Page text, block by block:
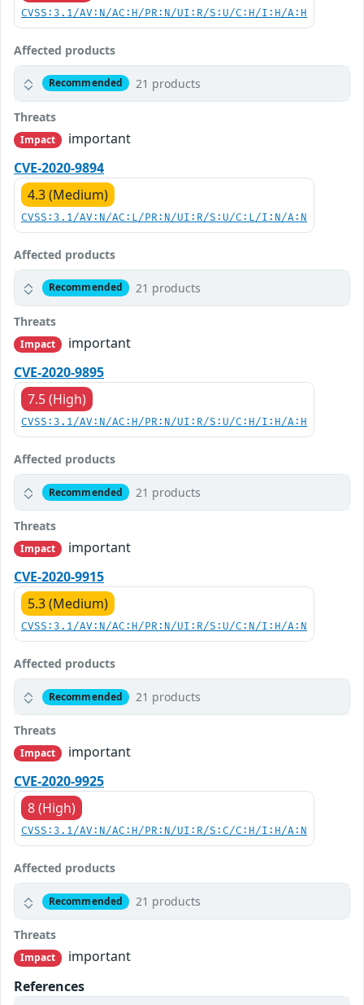
CVSS:3.1/AV:N/AC:H/PR:N/UI:R/S:U/C:H/I:H/A:H
Affected products
Recommended 21 products
Threats
Impact
important
CVE-2020-9894
4.3 (Medium)
CVSS:3.1/AV:N/AC:L/PR:N/UI:R/S:U/C:L/I:N/A:N
Affected products
Recommended 21 products
Threats
Impact
important
CVE-2020-9895
7.5 (High)
CVSS:3.1/AV:N/AC:H/PR:N/UI:R/S:U/C:H/I:H/A:H
Affected products
Recommended 21 products
Threats
Impact
important
CVE-2020-9915
5.3 (Medium)
CVSS:3.1/AV:N/AC:H/PR:N/UI:R/S:U/C:N/I:H/A:N
Affected products
Recommended 21 products
Threats
Impact
important
CVE-2020-9925
8 (High)
CVSS:3.1/AV:N/AC:H/PR:N/UI:R/S:C/C:H/I:H/A:N
Affected products
Recommended 21 products
Threats
Impact
important
References